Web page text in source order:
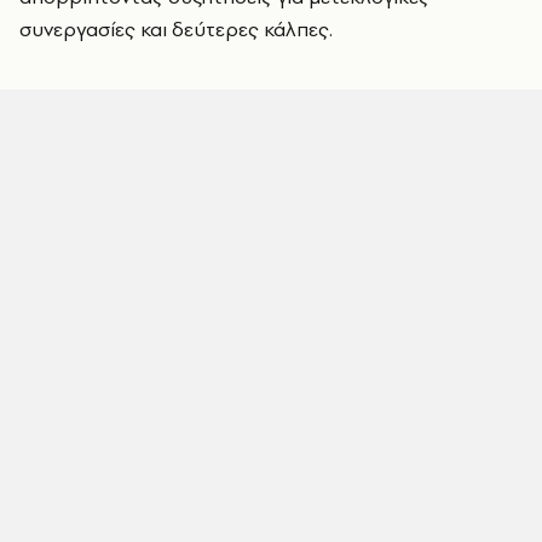
συνεργασίες και δεύτερες κάλπες.